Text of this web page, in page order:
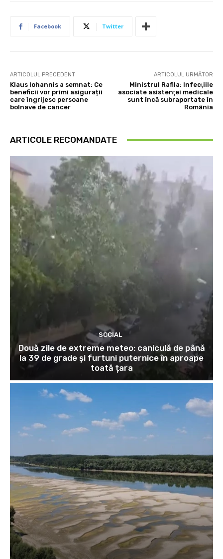
Facebook Twitter
ARTICOLUL PRECEDENT
Klaus Iohannis a semnat: Ce
beneficii vor primi asigurații
care îngrijesc persoane
bolnave de cancer
ARTICOLUL URMĂTOR
Ministrul Rafila: Infecţiile
asociate asistenţei medicale
sunt încă subraportate în
România
ARTICOLE RECOMANDATE
SOCIAL
Două zile de extreme meteo: caniculă de până
la 39 de grade și furtuni puternice în aproape
toată țara